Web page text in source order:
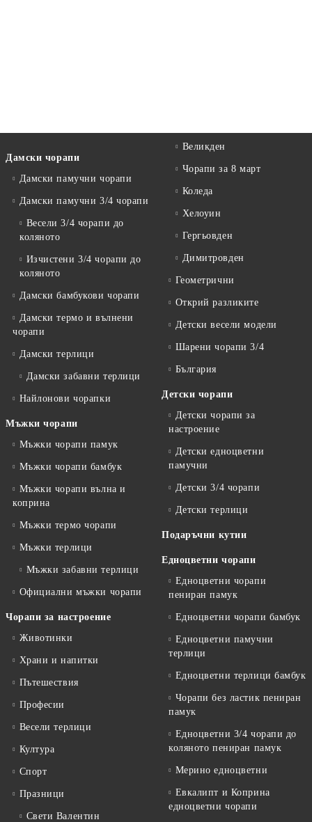
Дамски чорапи
Дамски памучни чорапи
Дамски памучни 3/4 чорапи
Весели 3/4 чорапи до
коляното
Изчистени 3/4 чорапи до
коляното
Дамски бамбукови чорапи
Дамски термо и вълнени
чорапи
Дамски терлици
Дамски забавни терлици
Найлонови чорапки
Мъжки чорапи
Мъжки чорапи памук
Мъжки чорапи бамбук
Мъжки чорапи вълна и
коприна
Мъжки термо чорапи
Мъжки терлици
Мъжки забавни терлици
Официални мъжки чорапи
Чорапи за настроение
Животинки
Храни и напитки
Пътешествия
Професии
Весели терлици
Култура
Спорт
Празници
Свети Валентин
Великден
Чорапи за 8 март
Коледа
Хелоуин
Гергьовден
Димитровден
Геометрични
Открий разликите
Детски весели модели
Шарени чорапи 3/4
България
Детски чорапи
Детски чорапи за
настроение
Детски едноцветни
памучни
Детски 3/4 чорапи
Детски терлици
Подаръчни кутии
Едноцветни чорапи
Едноцветни чорапи
пениран памук
Едноцветни чорапи бамбук
Едноцветни памучни
терлици
Едноцветни терлици бамбук
Чорапи без ластик пениран
памук
Едноцветни 3/4 чорапи до
коляното пениран памук
Мерино едноцветни
Евкалипт и Коприна
едноцветни чорапи